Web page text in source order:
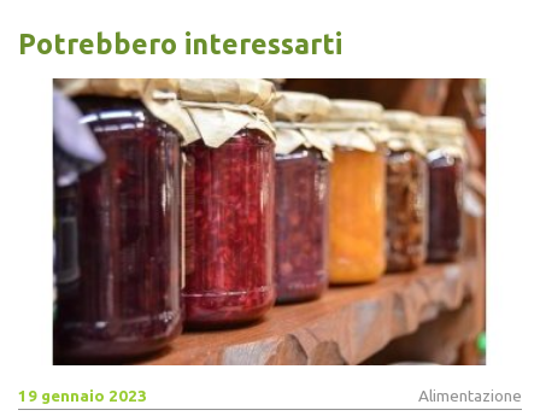
Potrebbero interessarti
19 gennaio 2023 Alimentazione